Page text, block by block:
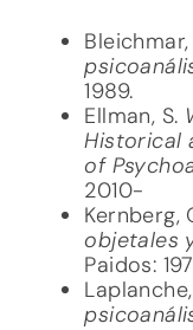
1989.
Ellman, S.
Historical
of
2010-
Kernberg,
objetales
Paidos: